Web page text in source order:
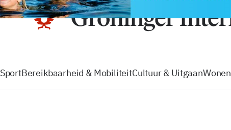
SportBereikbaarheid & MobiliteitCultuur & UitgaanWonen